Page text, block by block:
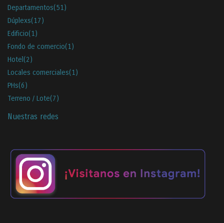
Departamentos(51)
Dúplexs(17)
Edificio(1)
Fondo de comercio(1)
Hotel(2)
Locales comerciales(1)
PHs(6)
Terreno / Lote(7)
Nuestras redes